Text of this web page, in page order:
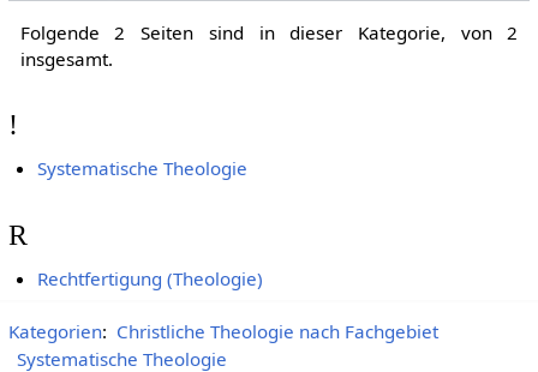
Folgende 2 Seiten sind in dieser Kategorie, von 2
insgesamt.
!
Systematische Theologie
R
Rechtfertigung (Theologie)
Kategorien: Christliche Theologie nach Fachgebiet
Systematische Theologie